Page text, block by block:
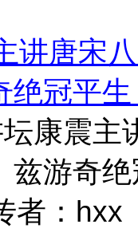
讲唐宋
绝冠平
康震主
兹游奇
者：hxx